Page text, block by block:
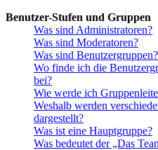
Benutzer-Stufen und Gruppen
Was sind Administratoren?
Was sind Moderatoren?
Was sind Benutzergruppen?
Wo finde ich die
bei?
Wie werde ich
Weshalb werden
dargestellt?
Was ist eine Hauptgruppe?
Was bedeutet der „Das